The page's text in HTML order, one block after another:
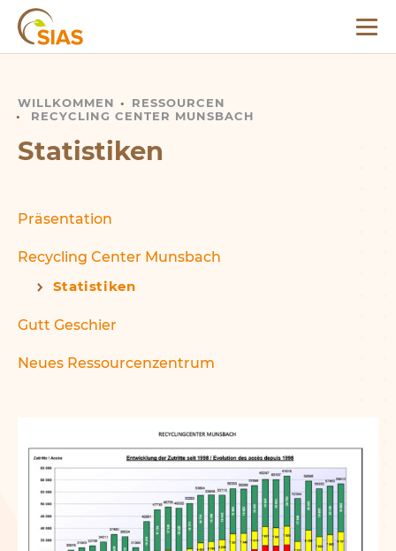
Menü
WILLKOMMEN
RESSOURCEN
RECYCLING CENTER MUNSBACH
STATISTIKEN
Statistiken
Präsentation
Recycling Center Munsbach
Statistiken
Gutt Geschier
Neues Ressourcenzentrum